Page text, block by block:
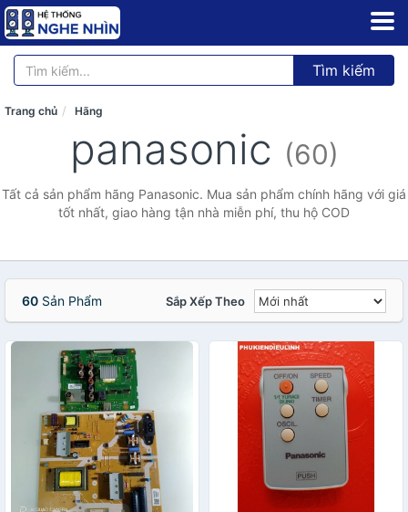
Tìm kiếm
Trang chủ Hãng
panasonic (60)
Tất cả sản phẩm hãng Panasonic. Mua sản phẩm chính hãng với giá
tốt nhất, giao hàng tận nhà miễn phí, thu hộ COD
60 Sản Phẩm Sắp Xếp Theo